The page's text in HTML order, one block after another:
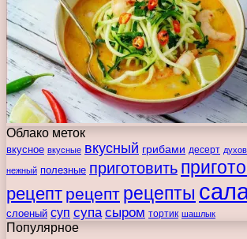
Облако меток
вкусное вкусные вкусный грибами десерт
нежный полезные приготовить
рецепт рецепт рецепты
слоеный суп супа сыром тортик шашлык
Популярное